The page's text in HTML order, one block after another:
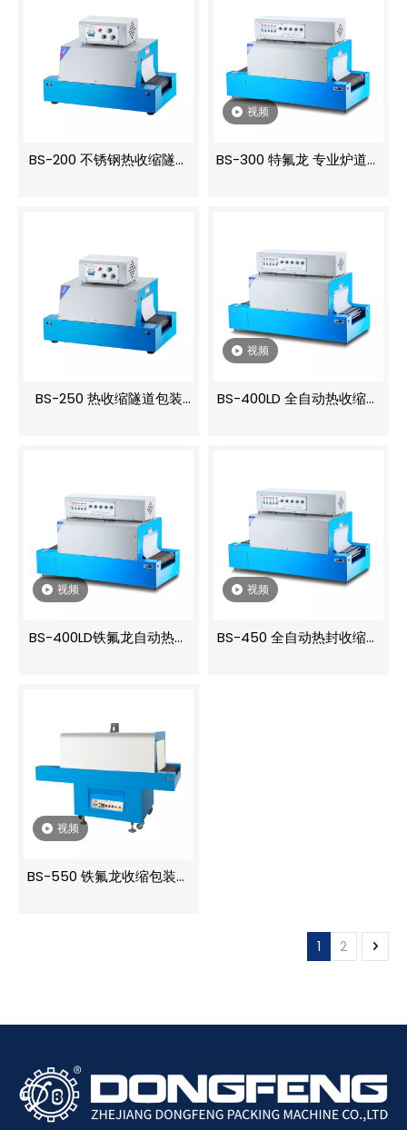
BS-200 不锈钢热收缩隧道
视频
BS-300 特氟龙 专业炉道收
BS-250 热收缩隧道包装
视频
BS-400LD 全自动热收缩包
视频
BS-400LD铁氟龙自动热收
视频
BS-450 全自动热封收缩包
视频
BS-550 铁氟龙收缩包装机
1 2